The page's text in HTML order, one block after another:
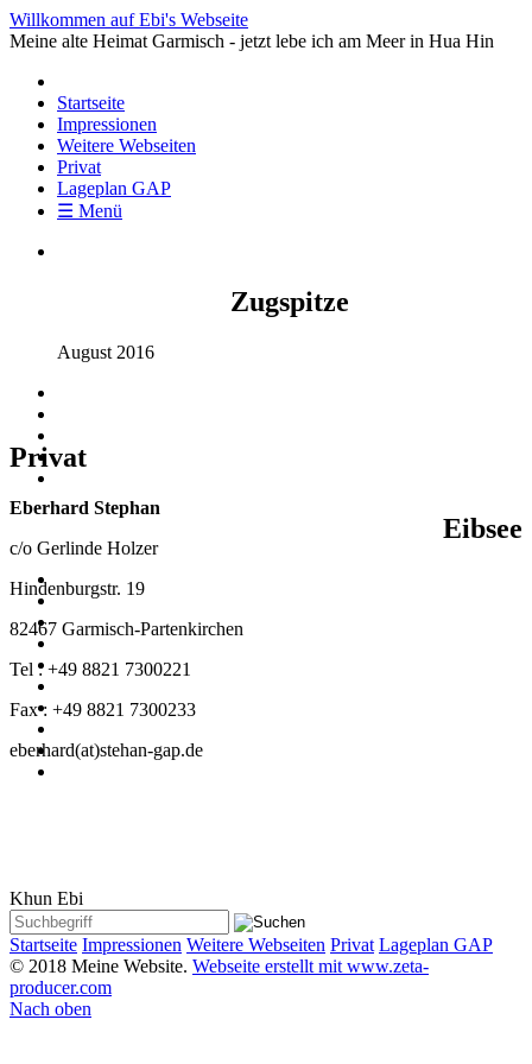
Willkommen auf Ebi's Webseite
Meine alte Heimat Garmisch - jetzt lebe ich am Meer in Hua Hin
Startseite
Impressionen
Weitere Webseiten
Privat
Lageplan GAP
☰ Menü
Zugspitze
August 2016
Eibsee
Privat
Eberhard Stephan
c/o Gerlinde Holzer
Hindenburgstr. 19
82467 Garmisch-Partenkirchen
Tel : +49 8821 7300221
Fax : +49 8821 7300233
eberhard(at)stehan-gap.de
Khun Ebi
Startseite Impressionen Weitere Webseiten Privat Lageplan GAP
© 2018 Meine Website. Webseite erstellt mit www.zeta-
producer.com
Nach oben